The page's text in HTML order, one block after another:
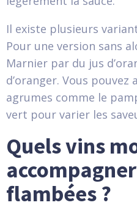
Il existe plusieurs
Pour une version sans
Marnier par du jus
d’oranger. Vous pouvez
agrumes comme le
vert pour varier les
Quels vins
flambées ?